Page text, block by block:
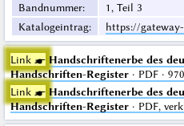
Bandnummer:
1, Teil 3
Katalogeintrag: https://
Link ☛ Handschriftenerbe des
Handschriften-Register· PDF ·
Link ☛ Handschriftenerbe des
Handschriften-Register· PDF,